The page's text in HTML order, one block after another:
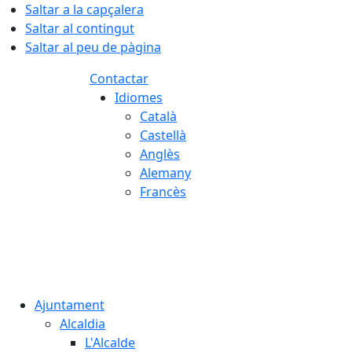
Saltar a la capçalera
Saltar al contingut
Saltar al peu de pàgina
Contactar
Idiomes
Català
Castellà
Anglès
Alemany
Francès
Ajuntament
Alcaldia
L'Alcalde